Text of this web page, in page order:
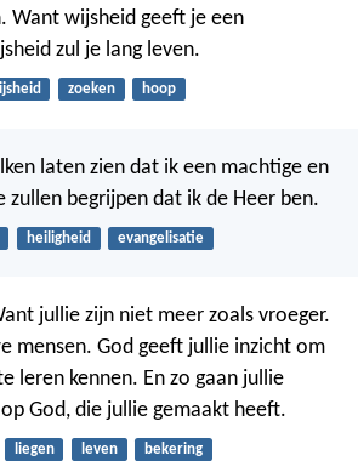
Want wijsheid geeft je een
zul je lang leven.
zoeken hoop
laten zien dat ik een machtige en
zullen begrijpen dat ik de Heer ben.
heiligheid evangelisatie
jullie zijn niet meer zoals vroeger.
mensen. God geeft jullie inzicht om
leren kennen. En zo gaan jullie
God, die jullie gemaakt heeft.
liegen leven bekering